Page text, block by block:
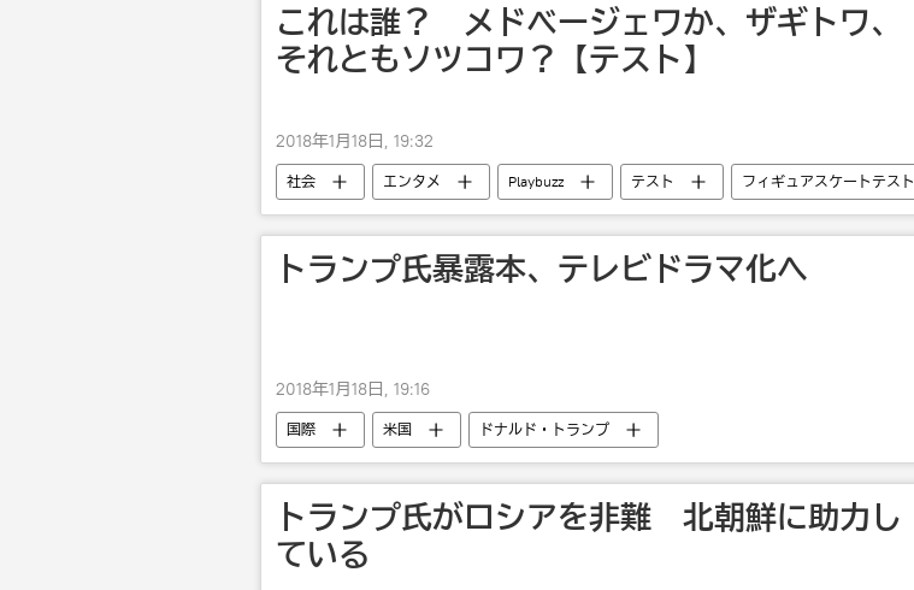
これは誰？ メドベージェワか、ザギトワ、
それともソツコワ？【テスト】
2018年1月18日, 19:32
社会 エンタメ Playbuzz テスト
フィギュアスケートテスト
フィギュアスケート
トランプ氏暴露本、テレビドラマ化へ
2018年1月18日, 19:16
国際 米国 ドナルド・トランプ
トランプ氏がロシアを非難 北朝鮮に助力し
ている